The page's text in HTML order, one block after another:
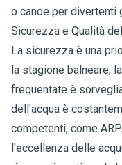
o canoe per divertenti
Sicurezza e Qualità
La sicurezza è una
la stagione balneare,
frequentate è
dell'acqua è
competenti, come
l'eccellenza delle